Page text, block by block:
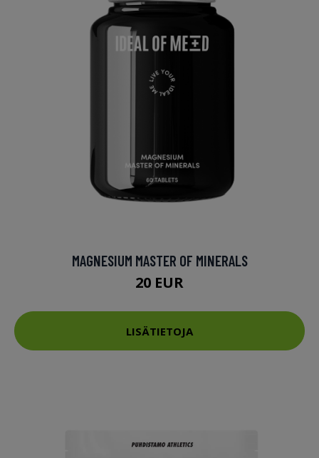
MAGNESIUM MASTER OF MINERALS
20 EUR
LISÄTIETOJA